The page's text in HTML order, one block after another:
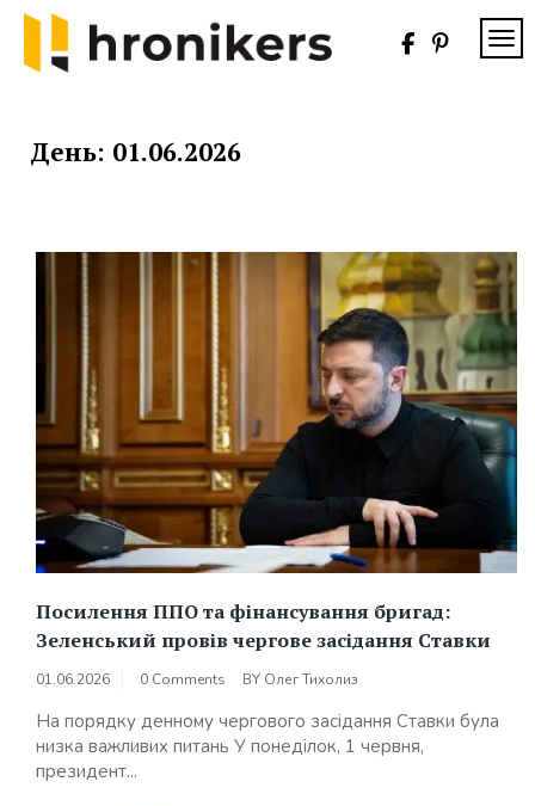
Skip
content
День: 01.06.2026
Посилення ППО та фінансування бригад:
Зеленський провів чергове засідання Ставки
01.06.2026 0 Comments BY Олег Тихолиз
На порядку денному чергового засідання Ставки була
низка важливих питань У понеділок, 1 червня,
президент...